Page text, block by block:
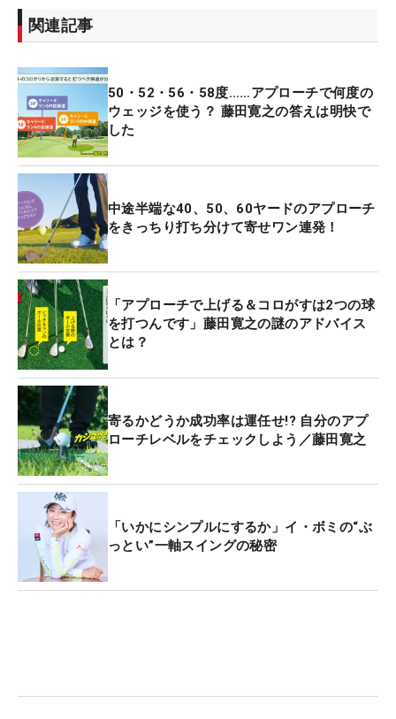
関連記事
50・52・56・58度……アプローチで何度の
ウェッジを使う？ 藤田寛之の答えは明快で
した
中途半端な40、50、60ヤードのアプローチ
をきっちり打ち分けて寄せワン連発！
「アプローチで上げる＆コロがすは2つの球
を打つんです」藤田寛之の謎のアドバイス
とは？
寄るかどうか成功率は運任せ!? 自分のアプ
ローチレベルをチェックしよう／藤田寛之
「いかにシンプルにするか」イ・ボミの“ぶ
っとい”一軸スイングの秘密